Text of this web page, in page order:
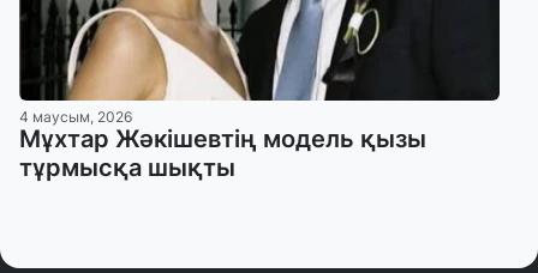
4 маусым, 2026
Мұхтар Жәкішевтің модель қызы
тұрмысқа шықты